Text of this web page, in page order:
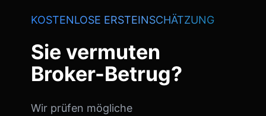
KOSTENLOSE ERSTEINSCHÄTZUNG
Sie vermuten
Broker-Betrug?
Wir prüfen mögliche